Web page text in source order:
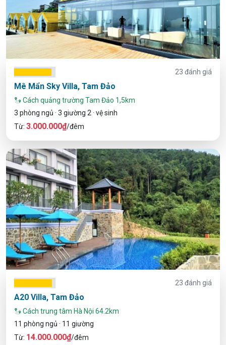
23 đánh giá
Mê Mẩn Sky Villa, Tam Đảo
Cách quảng trường Tam Đảo 1,5km
3 phòng ngủ · 3 giường 2 · vệ sinh
Từ: 3.000.000₫/đêm
23 đánh giá
A20 Villa, Tam Đảo
Cách trung tâm Hà Nội 64.2km
11 phòng ngủ · 11 giường
Từ: 14.000.000₫/đêm